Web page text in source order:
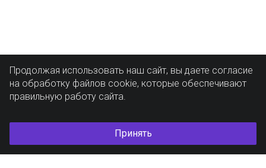
Продолжая использовать наш сайт, вы даете согласие
на обработку файлов cookie, которые обеспечивают
правильную работу сайта.
Принять